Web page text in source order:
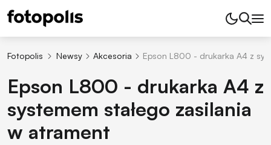
Fotopolis Newsy Akcesoria Epson L800 - drukarka A4 z
Epson L800 - drukarka A4 z
systemem stałego zasilania
w atrament